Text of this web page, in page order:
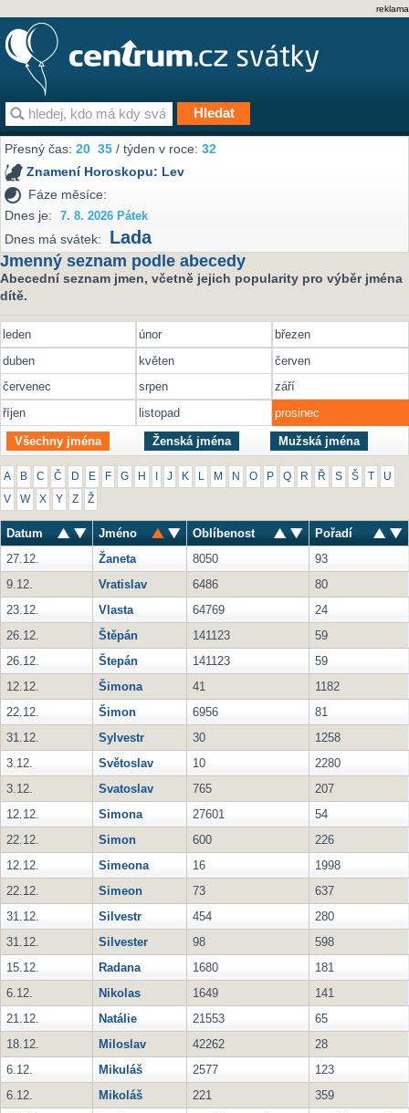
reklama
Přesný čas:20 35 / týden v roce:32
Znamení Horoskopu: Lev
Fáze měsíce:
Dnes je:
7. 8. 2026 Pátek
Dnes má svátek: Lada
Jmenný seznam podle abecedy
Abecední seznam jmen, včetně jejich popularity pro výběr jména
dítě.
leden únor
březen
duben
květen
červen
červenec
srpen
září
říjen
listopad prosinec
Všechny jména Ženská jména Mužská jména
A B C Č D E F G H J K M N O P Q R Ř S Š U
V W X Y Z Ž
Datum Jméno Oblíbenost
Pořadí
27.12.
Žaneta 8050
93
9.12.
Vratislav 6486
80
23.12.
Vlasta 64769
24
26.12.
Štěpán 141123
59
26.12.
Štepán 141123
59
12.12.
Šimona 41
1182
22.12.
Šimon 6956
81
31.12.
Sylvestr 30
1258
3.12.
Světoslav 10
2280
3.12.
Svatoslav 765
207
12.12.
Simona 27601
54
22.12.
Simon 600
226
12.12.
Simeona 16
1998
22.12.
Simeon 73
637
31.12.
Silvestr 454
280
31.12.
Silvester 98
598
15.12.
Radana 1680
181
6.12.
Nikolas 1649
141
21.12.
Natálie 21553
65
18.12.
Miloslav 42262
28
6.12.
Mikuláš 2577
123
6.12.
Mikoláš 221
359